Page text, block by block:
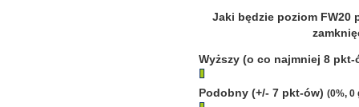
Jaki będzie poziom FW20
Wyższy (o co najmniej 8
Podobny (+/- 7 pkt-ów) (0%, 0